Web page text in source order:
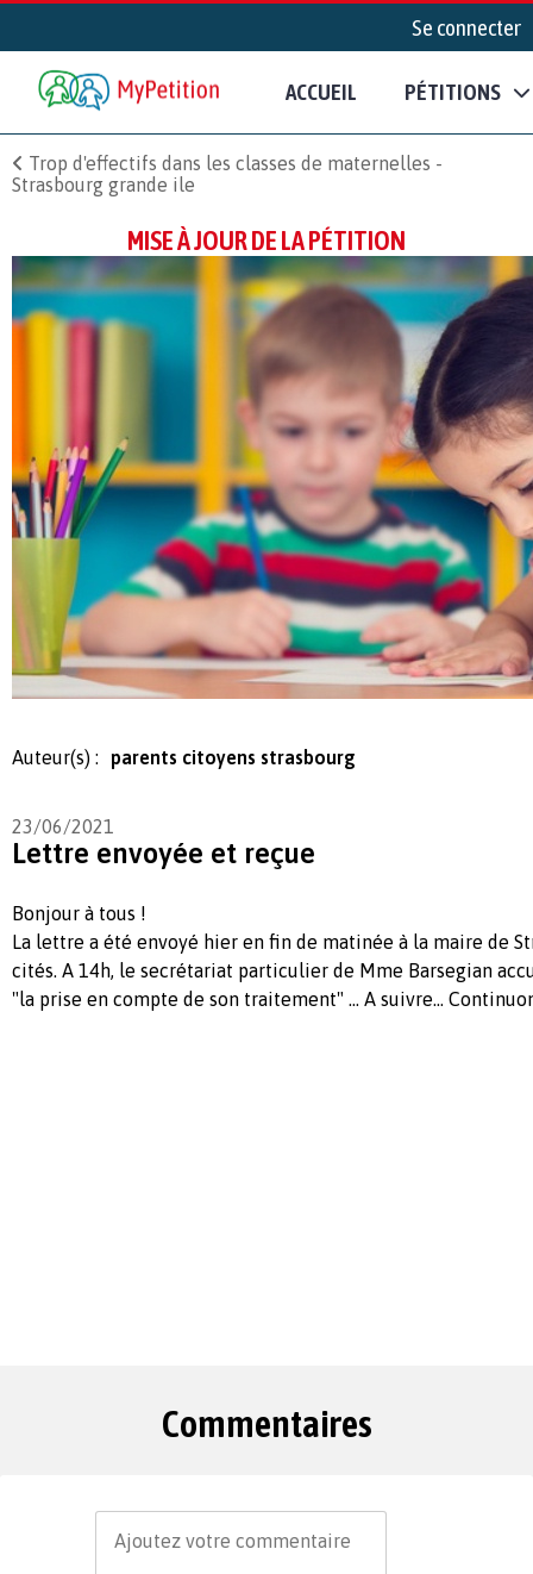
Se connecter
ACCUEIL PÉTITIONS
Trop d'effectifs dans les classes de maternelles -
Strasbourg grande ile
MISE À JOUR DE LA PÉTITION
Auteur(s) : parents citoyens strasbourg
23/06/2021
Lettre envoyée et reçue
Bonjour à tous !
La lettre a été envoyé hier en fin de matinée à la maire de
cités. A 14h, le secrétariat particulier de Mme Barsegian
"la prise en compte de son traitement" ... A suivre...
Commentaires